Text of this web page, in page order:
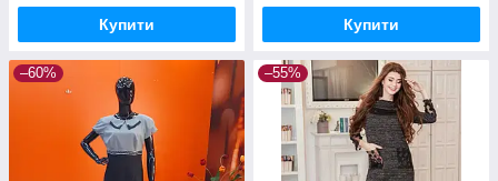
Купити Купити
–60% –55%